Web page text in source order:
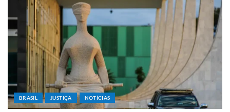
BRASIL JUSTIÇA NOTÍCIAS